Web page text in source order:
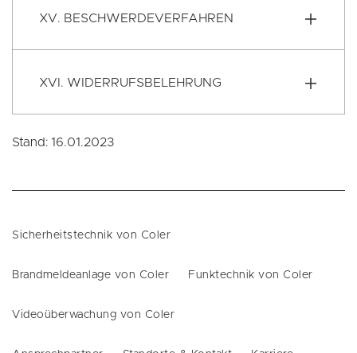
XV. BESCHWERDEVERFAHREN
XVI. WIDERRUFSBELEHRUNG
Stand: 16.01.2023
Sicherheitstechnik von Coler
Brandmeldeanlage von Coler Funktechnik von Coler
Videoüberwachung von Coler